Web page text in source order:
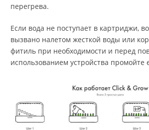
перегрева.
Если вода не поступает в картриджи,
вызвано налетом жесткой воды или
фитиль при необходимости и перед
использованием устройства промойте